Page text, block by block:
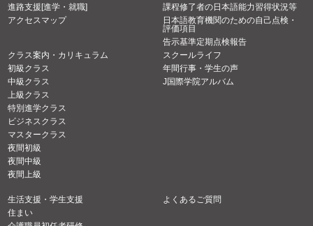
進路支援[進学・就職]
アクセスマップ
課程修了者の日本語能力習得状況等
日本語教育機関のための自己点検・
評価項目
告示基準定期点検報告
クラス案内・カリキュラム
初級クラス
中級クラス
上級クラス
特別進学クラス
ビジネスクラス
マスタークラス
夜間初級
夜間中級
夜間上級
スクールライフ
年間行事・学生の声
J国際学院アルバム
生活支援・学生支援
住まい
よくあるご質問